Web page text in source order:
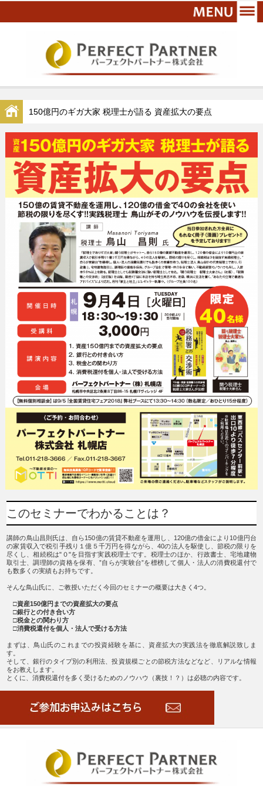
150億円のギガ大家 税理士が語る 資産拡大の要点
このセミナーでわかることは？
講師の鳥山昌則氏は、自ら150億の賃貸不動産を運用し、120億の借金により10億円台
の家賃収入で税引手残り１億５千万円を得ながら、40の法人を駆使し、節税の限りを
尽くし、相続税は"０"を目指す実践税理士です。税理士のほか、行政書士、宅地建物
取引士、調理師の資格を保有、”自らが実験台”を標榜して個人・法人の消費税還付で
も数多くの実績もお持ちです。
そんな鳥山氏に、ご教授いただく今回のセミナーの概要は大きく4つ。
□資産150億円までの資産拡大の要点
□銀行との付き合い方
□税金との関わり方
□消費税還付を個人・法人で受ける方法
まずは、鳥山氏のこれまでの投資経験を基に、資産拡大の実践法を徹底解説致しま
す。
そして、銀行のタイプ別の利用法、投資規模ごとの節税方法などなど、リアルな情報
をお教えします。
とくに、消費税還付を多く受けるためのノウハウ（裏技！？）は必聴の内容です。